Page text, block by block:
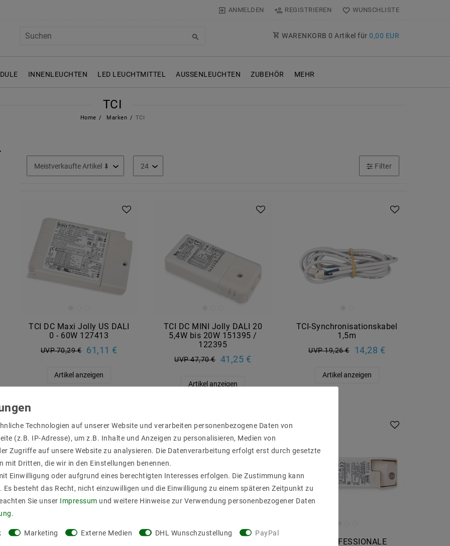
ANMELDEN REGISTRIEREN WUNSCHLISTE
WARENKORB 0 Artikel für 0,00 EUR
INNENLEUCHTEN LED LEUCHTMITTEL AUSSENLEUCHTEN ZUBEHÖR MEHR
TCI
Home Marken TCI
Filter
TCI DC Maxi Jolly US DALI
0 - 60W 127413
UVP 70,29 € 61,11 €
Artikel anzeigen
TCI DC MINI Jolly DALI 20
5,4W bis 20W 151395 /
122395
UVP 47,70 € 41,25 €
Artikel anzeigen
TCI-Synchronisationskabel
1,5m
UVP 19,26 € 14,28 €
Artikel anzeigen
Artikelpaket
TCI PROFESSIONALE
Technologien auf unserer Website und verarbeiten personenbezogene Daten von
(z.B. IP-Adresse), um z.B. Inhalte und Anzeigen zu personalisieren, Medien von
Zugriffe auf unsere Website zu analysieren. Die Datenverarbeitung erfolgt erst durch gesetzte
mit Dritten, die wir in den Einstellungen benennen.
Einwilligung oder aufgrund eines berechtigten Interesses erfolgen. Die Zustimmung kann
besteht das Recht, nicht einzuwilligen und die Einwilligung zu einem späteren Zeitpunkt zu
Sie unser Impressum und weitere Hinweise zur Verwendung personenbezogener Daten
.
Marketing Externe Medien DHL Wunschzustellung PayPal